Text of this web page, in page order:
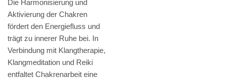
Die Harmonisierung und
Aktivierung der Chakren
fördert den Energiefluss und
trägt zu innerer Ruhe bei. In
Verbindung mit Klangtherapie,
Klangmeditation und Reiki
entfaltet Chakrenarbeit eine